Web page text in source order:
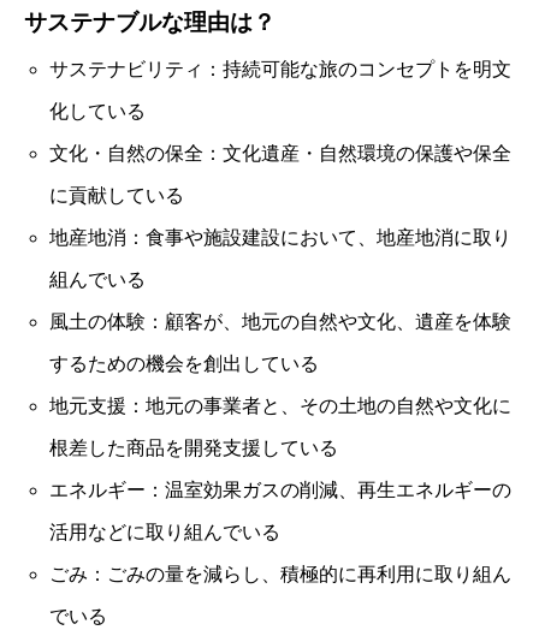
サステナブルな理由は？
サステナビリティ：持続可能な旅のコンセプトを明文
化している
文化・自然の保全：文化遺産・自然環境の保護や保全
に貢献している
地産地消：食事や施設建設において、地産地消に取り
組んでいる
風土の体験：顧客が、地元の自然や文化、遺産を体験
するための機会を創出している
地元支援：地元の事業者と、その土地の自然や文化に
根差した商品を開発支援している
エネルギー：温室効果ガスの削減、再生エネルギーの
活用などに取り組んでいる
ごみ：ごみの量を減らし、積極的に再利用に取り組ん
でいる